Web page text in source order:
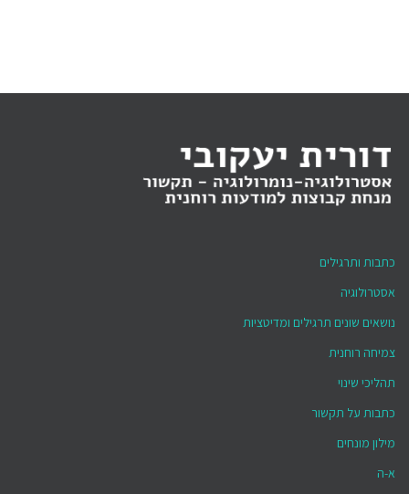
כתבות ותרגילים
אסטרולוגיה
נושאים שונים תרגילים ומדיטציות
צמיחה רוחנית
תהליכי שינוי
כתבות על תקשור
מילון מונחים
א-ה